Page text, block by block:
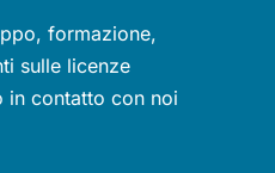
formazione,
sulle licenze
in contatto con noi